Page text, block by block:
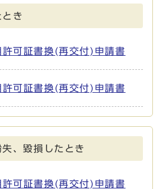
き
許可証書換(再交付)申請書
許可証書換(再交付)申請書
、毀損したとき
許可証書換(再交付)申請書